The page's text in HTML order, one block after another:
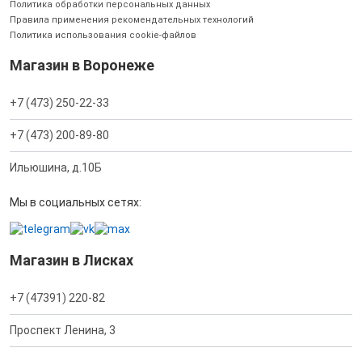
Политика обработки персональных данных
Правила применения рекомендательных технологий
Политика использования cookie-файлов
Магазин в Воронеже
+7 (473) 250-22-33
+7 (473) 200-89-80
Ильюшина, д.10Б
Мы в социальных сетях:
Магазин в Лисках
+7 (47391) 220-82
Проспект Ленина, 3